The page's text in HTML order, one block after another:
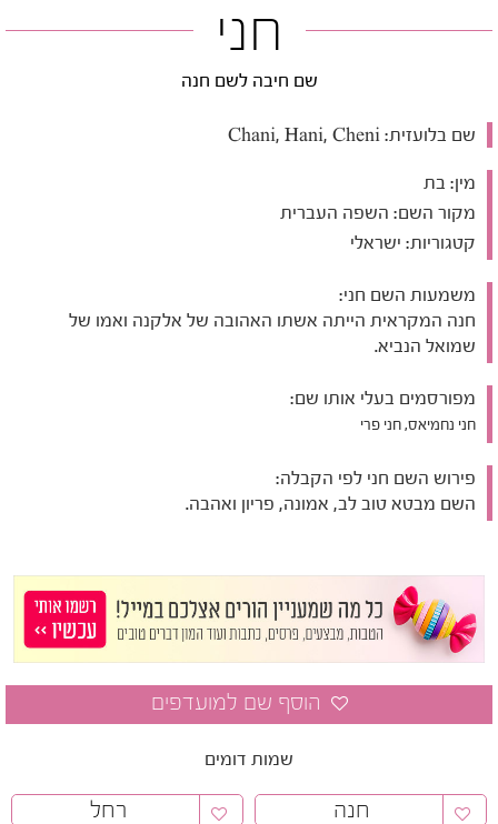
חני
שם חיבה לשם חנה
שם בלועזית:
מין: בת
מקור השם: השפה העברית
קטגוריות: ישראלי
משמעות השם חני:
חנה המקראית הייתה אשתו האהובה של אלקנה ואמו של
שמואל הנביא.
מפורסמים בעלי אותו שם:
חני נחמיאס, חני פרי
פירוש השם חני לפי הקבלה:
השם מבטא טוב לב, אמונה, פריון ואהבה.
שמות דומים
חנה רחל